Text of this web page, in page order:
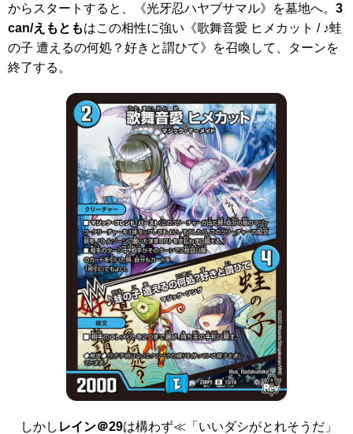
からスタートすると、
《光牙忍ハヤブサマル》 を墓地へ。 3
can/えもともはこの相性に強い 《歌舞音愛 ヒメカット / ♪蛙
の子 遭えるの何処？好きと謂ひて》
を召喚して、ターンを
終了する。
しかし レイン＠29は構わず≪「いいダシがとれそうだ」